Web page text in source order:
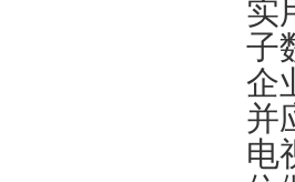
实
子
企
并
电